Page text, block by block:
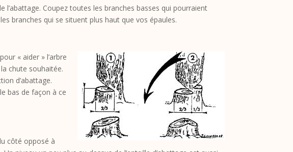
Coupez toutes les branches basses qui pourraient
branches qui se situent plus haut que vos épaules.
« aider » l’arbre
chute souhaitée.
d’abattage.
bas de façon à ce
côté opposé à